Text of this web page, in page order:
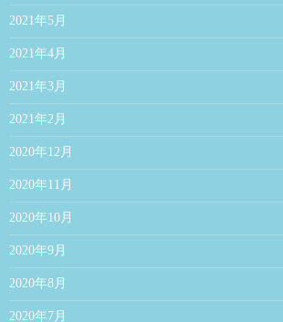
2021年5月
2021年4月
2021年3月
2021年2月
2020年12月
2020年11月
2020年10月
2020年9月
2020年8月
2020年7月